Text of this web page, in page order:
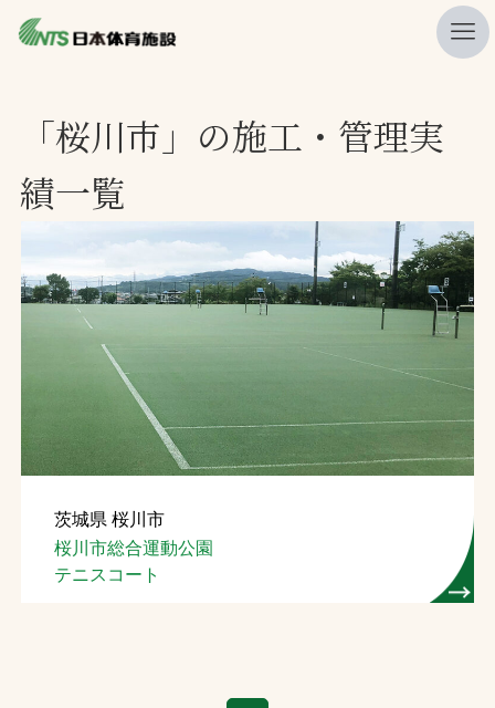
ニュース
プレスリリース
製品・サービス一覧
施工・管理実績一覧
採用情報
検索
お問合せ
お取引先の皆様へ
「桜川市」の施工・管理実
績一覧
茨城県 桜川市
桜川市総合運動公園
テニスコート